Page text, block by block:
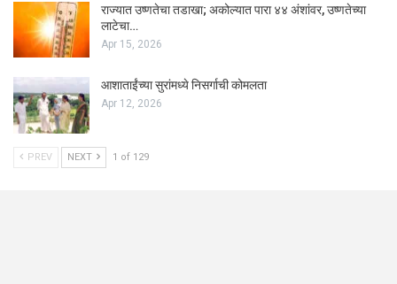
राज्यात उष्णतेचा तडाखा; अकोल्यात पारा ४४ अंशांवर, उष्णतेच्या
लाटेचा…
Apr 15, 2026
आशाताईंच्या सुरांमध्ये निसर्गाची कोमलता
Apr 12, 2026
PREV NEXT 1 of 129